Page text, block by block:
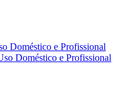
Doméstico e Profissional
Doméstico e Profissional